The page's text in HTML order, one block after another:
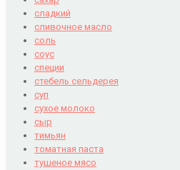
сладкий
сливочное масло
соль
соус
специи
стебель сельдерея
суп
сухое молоко
сыр
тимьян
томатная паста
тушеное мясо